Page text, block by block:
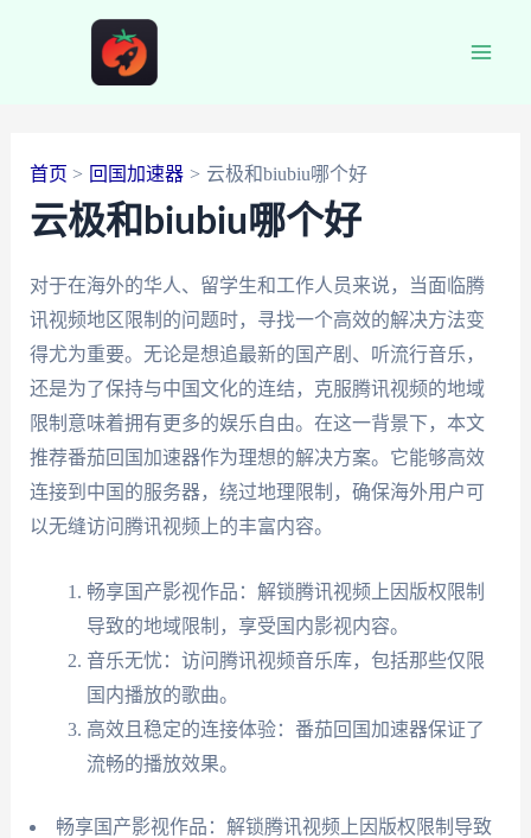
首页 回国加速器 云极和biubiu哪个好
云极和biubiu哪个好
对于在海外的华人、留学生和工作人员来说，当面临腾
讯视频地区限制的问题时，寻找一个高效的解决方法变
得尤为重要。无论是想追最新的国产剧、听流行音乐，
还是为了保持与中国文化的连结，克服腾讯视频的地域
限制意味着拥有更多的娱乐自由。在这一背景下，本文
推荐番茄回国加速器作为理想的解决方案。它能够高效
连接到中国的服务器，绕过地理限制，确保海外用户可
以无缝访问腾讯视频上的丰富内容。
畅享国产影视作品：解锁腾讯视频上因版权限制
导致的地域限制，享受国内影视内容。
音乐无忧：访问腾讯视频音乐库，包括那些仅限
国内播放的歌曲。
高效且稳定的连接体验：番茄回国加速器保证了
流畅的播放效果。
畅享国产影视作品：解锁腾讯视频上因版权限制导致